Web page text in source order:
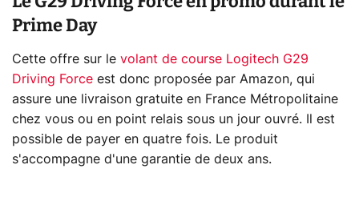
Prime Day
Cette offre sur le volant de course Logitech G29
Driving Force est donc proposée par Amazon, qui
assure une livraison gratuite en France Métropolitaine
chez vous ou en point relais sous un jour ouvré. Il est
possible de payer en quatre fois. Le produit
s'accompagne d'une garantie de deux ans.